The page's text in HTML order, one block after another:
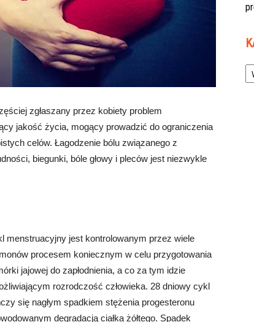
zgłaszany przez kobiety problem
jakość życia, mogący prowadzić do ograniczenia
celów. Łagodzenie bólu związanego z
biegunki, bóle głowy i pleców jest niezwykle
menstruacyjny jest kontrolowanym przez wiele
procesem koniecznym w celu przygotowania
jajowej do zapłodnienia, a co za tym idzie
rozrodczość człowieka. 28 dniowy cykl
się nagłym spadkiem stężenia progesteronu
degradacją ciałka żółtego. Spadek